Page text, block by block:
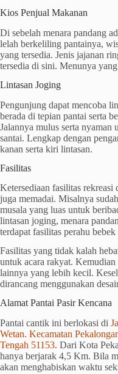
Kios Penjual Makanan
Di sebelah menara pandang
lelah berkeliling pantainya,
yang tersedia. Jenis jajanan
tersedia di sini. Menunya
Lintasan Joging
Pengunjung dapat mencoba
berada di tepian pantai serta
Jalannya mulus serta
santai. Lengkap dengan
kanan serta kiri lintasan.
Fasilitas
Ketersediaan fasilitas
juga memadai. Misalnya
musala yang luas untuk
lintasan joging, menara
terdapat fasilitas perahu
Fasilitas yang tidak kalah
untuk acara rakyat.
lainnya yang lebih kecil.
dirancang menggunakan
Alamat Pantai Pasir Kencana
Pantai cantik ini berlokasi di
Wetan. Kecamatan
Tengah 51153. Dari Kota
hanya berjarak 4,5 Km. Bila
akan menghabiskan waktu